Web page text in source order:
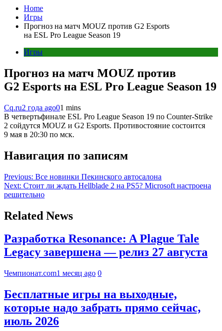
Home
Игры
Прогноз на матч MOUZ против G2 Esports
на ESL Pro League Season 19
Игры
Прогноз на матч MOUZ против
G2 Esports на ESL Pro League Season 19
Cq.ru2 года ago01 mins
В четвертьфинале ESL Pro League Season 19 по Counter-Strike
2 сойдутся MOUZ и G2 Esports. Противостояние состоится
9 мая в 20:30 по мск.
Навигация по записям
Previous: Все новинки Пекинского автосалона
Next: Стоит ли ждать Hellblade 2 на PS5? Microsoft настроена
решительно
Related News
Разработка Resonance: A Plague Tale
Legacy завершена — релиз 27 августа
Чемпионат.com1 месяц ago 0
Бесплатные игры на выходные,
которые надо забрать прямо сейчас,
июль 2026